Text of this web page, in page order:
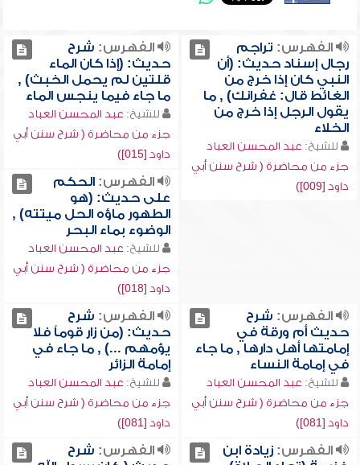
الفهرس: تراجم
رجال إسناد حديث: (أن
النبي كان إذا خرج من
الغائط قال: غفرانك) , ما
يقول الرجل إذا خرج من
الخلاء
للشيخ: عبد المحسن العباد
جزء من محاضرة ( شرح سنن أبي
داود [009])
الفهرس: شرح
حديث: (إذا كان الماء
قلتين لم يحمل الخبث) ,
ما جاء فيما ينجس الماء
للشيخ: عبد المحسن العباد
جزء من محاضرة ( شرح سنن أبي
داود [015])
الفهرس:الحكم
على حديث: (هو
الطهور ماؤه الحل ميتته) ,
الوضوء بماء البحر
للشيخ: عبد المحسن العباد
جزء من محاضرة ( شرح سنن أبي
داود [018])
الفهرس: شرح
حديث أم ورقة في
إمامتها أهل دارها , ما جاء
في إمامة النساء
للشيخ: عبد المحسن العباد
جزء من محاضرة ( شرح سنن أبي
داود [081])
الفهرس: شرح
حديث: (من زار قوماً فلا
يؤمهم ...) , ما جاء في
إمامة الزائر
للشيخ: عبد المحسن العباد
جزء من محاضرة ( شرح سنن أبي
داود [081])
الفهرس:زيادة ابن
الفهرس: شرح